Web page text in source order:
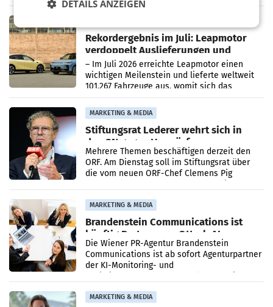
Bundeswettbewerbsbehörde und der
Rekordergebnis im Juli: Leapmotor
verdoppelt Auslieferungen und
überschreitet die 100.000er-Marke
– Im Juli 2026 erreichte Leapmotor einen
wichtigen Meilenstein und lieferte weltweit
101.267 Fahrzeuge aus, womit sich das
Ergebnis gegenüber Juli 2025 mehr als
verdoppelte (+102
MARKETING & MEDIA
Stiftungsrat Lederer wehrt sich in
den SN gegen Vorwürfe
Mehrere Themen beschäftigen derzeit den
ORF. Am Dienstag soll im Stiftungsrat über
die vom neuen ORF-Chef Clemens Pig
MARKETING & MEDIA
Brandenstein Communications ist
künftig Partner von OtterlyAI
Die Wiener PR-Agentur Brandenstein
Communications ist ab sofort Agenturpartner
der KI-Monitoring- und
MARKETING & MEDIA
DETAILS ANZEIGEN